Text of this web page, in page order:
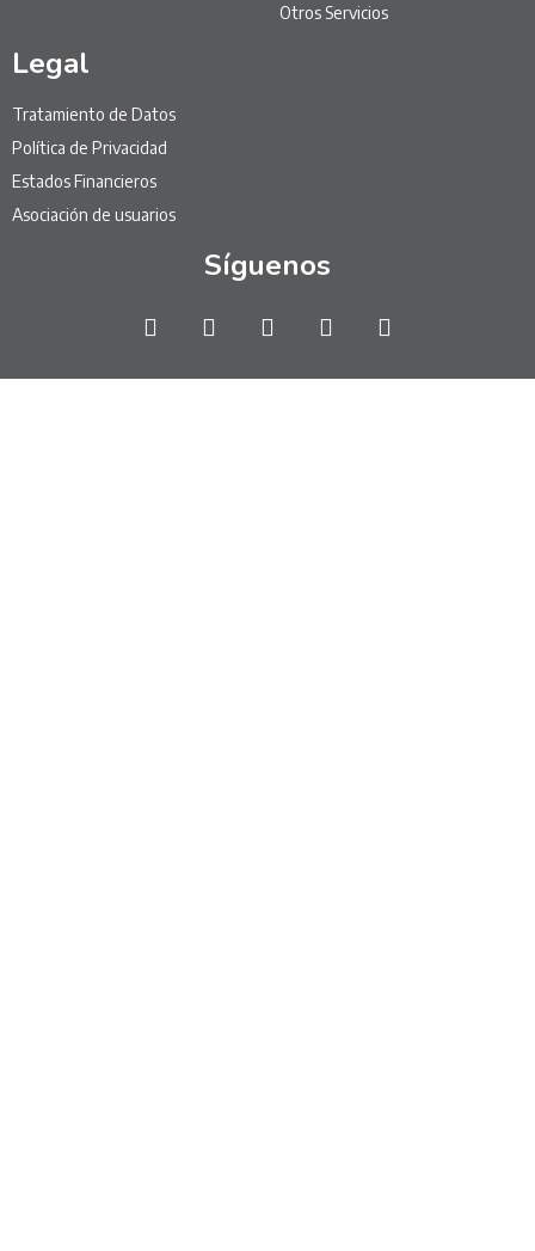
Otros Servicios
Legal
Tratamiento de Datos
Política de Privacidad
Estados Financieros
Asociación de usuarios
Síguenos